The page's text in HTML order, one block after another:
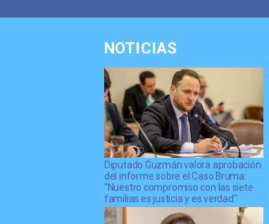
NOTICIAS
Diputado Guzmán valora aprobación
del informe sobre el Caso Bruma:
"Nuestro compromiso con las siete
familias es justicia y es verdad"